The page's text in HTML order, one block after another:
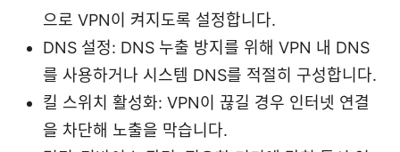
으로 VPN이 켜지도록 설정합니다.
DNS 설정: DNS 누출 방지를 위해 VPN 내 DNS
를 사용하거나 시스템 DNS를 적절히 구성합니다.
킬 스위치 활성화: VPN이 끊길 경우 인터넷 연결
을 차단해 노출을 막습니다.